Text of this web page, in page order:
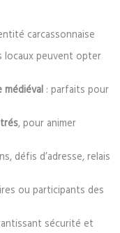
carcassonnaise
locaux peuvent opter
: parfaits pour
, pour animer
défis d’adresse, relais
ou participants des
sécurité et